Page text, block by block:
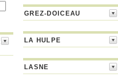
GREZ-DOICEAU
LA HULPE
LASNE